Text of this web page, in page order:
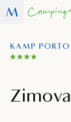
KAMP PORTO